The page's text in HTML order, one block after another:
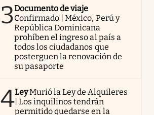
3Documento de viaje
Confirmado | México, Perú y
República Dominicana
prohíben el ingreso al país a
todos los ciudadanos que
posterguen la renovación de
su pasaporte
4LeyMurió la Ley de Alquileres
| Los inquilinos tendrán
permitido quedarse en la